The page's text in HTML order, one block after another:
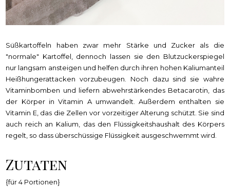
Süßkartoffeln haben zwar mehr Stärke und Zucker als die
"normale" Kartoffel, dennoch lassen sie den Blutzuckerspiegel
nur langsam ansteigen und helfen durch ihren hohen Kaliumanteil
Heißhungerattacken vorzubeugen. Noch dazu sind sie wahre
Vitaminbomben und liefern abwehrstärkendes Betacarotin, das
der Körper in Vitamin A umwandelt. Außerdem enthalten sie
Vitamin E, das die Zellen vor vorzeitiger Alterung schützt. Sie sind
auch reich an Kalium, das den Flüssigkeitshaushalt des Körpers
regelt, so dass überschüssige Flüssigkeit ausgeschwemmt wird.
Zutaten
{für 4 Portionen}